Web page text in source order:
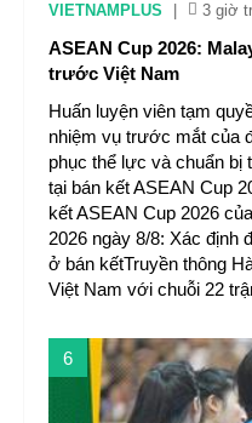
VIETNAMPLUS 3 giờ
ASEAN Cup 2026:
trước Việt Nam
Huấn luyện viên tạm
nhiệm vụ trước mắt của
phục thể lực và chuẩn bị
tại bán kết ASEAN Cup
kết ASEAN Cup 2026
2026 ngày 8/8: Xác định
ở bán kếtTruyền thông
Việt Nam với chuỗi 22
6